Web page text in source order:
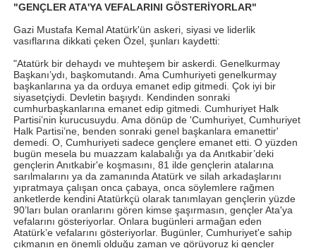
"GENÇLER ATA'YA VEFALARINI GÖSTERİYORLAR"
Gazi Mustafa Kemal Atatürk'ün askeri, siyasi ve liderlik
vasıflarına dikkati çeken Özel, şunları kaydetti:
"Atatürk bir dehaydı ve muhteşem bir askerdi. Genelkurmay
Başkanı’ydı, başkomutandı. Ama Cumhuriyeti genelkurmay
başkanlarına ya da orduya emanet edip gitmedi. Çok iyi bir
siyasetçiydi. Devletin başıydı. Kendinden sonraki
cumhurbaşkanlarına emanet edip gitmedi. Cumhuriyet Halk
Partisi’nin kurucusuydu. Ama dönüp de 'Cumhuriyet, Cumhuriyet
Halk Partisi’ne, benden sonraki genel başkanlara emanettir'
demedi. O, Cumhuriyeti sadece gençlere emanet etti. O yüzden
bugün mesela bu muazzam kalabalığı ya da Anıtkabir’deki
gençlerin Anıtkabir'e koşmasını, 81 ilde gençlerin atalarına
sarılmalarını ya da zamanında Atatürk ve silah arkadaşlarını
yıpratmaya çalışan onca çabaya, onca söylemlere rağmen
anketlerde kendini Atatürkçü olarak tanımlayan gençlerin yüzde
90’ları bulan oranlarını gören kimse şaşırmasın, gençler Ata'ya
vefalarını gösteriyorlar. Onlara bugünleri armağan eden
Atatürk’e vefalarını gösteriyorlar. Bugünler, Cumhuriyet'e sahip
çıkmanın en önemli olduğu zaman ve görüyoruz ki gençler